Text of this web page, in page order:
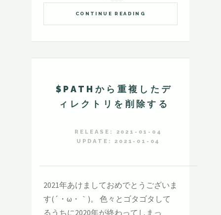
CONTINUE READING
$PATHから重複したデ
ィレクトリを削除する
RELEASE: 2021-01-04
UPDATE: 2021-01-04
2021年あけましておめでとうございま
す(´・ω・｀)。 色々とゴタゴタして
るうちに2020年が終わってしまっ